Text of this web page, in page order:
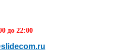
до 22:00